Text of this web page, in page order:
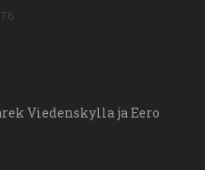
Viedenskylla ja Eero